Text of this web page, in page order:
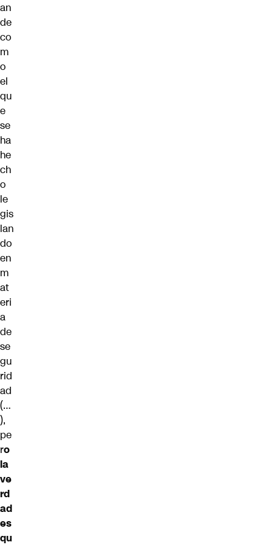
an
de
co
m
o
el
qu
e
se
ha
he
ch
o
le
gis
lan
do
en
m
at
eri
a
de
se
gu
rid
ad
(…
),
pe
ro
la
ve
rd
ad
es
qu